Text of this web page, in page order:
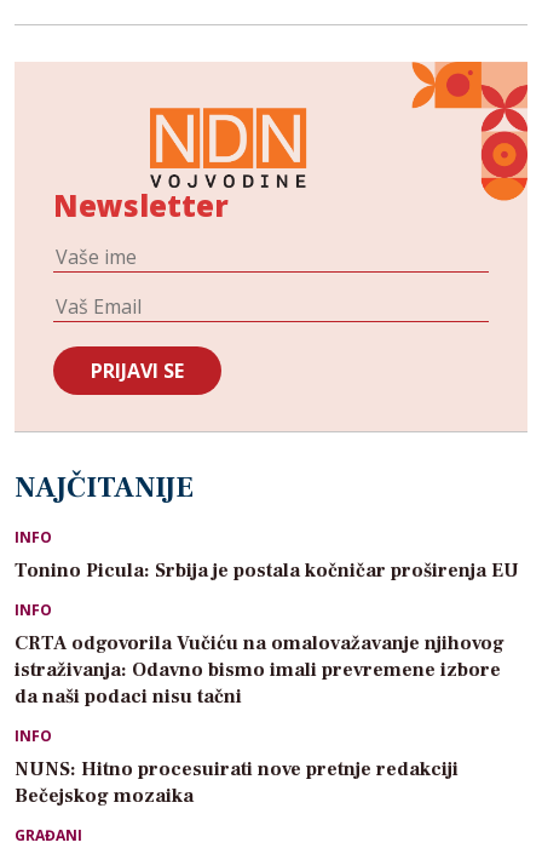
Newsletter
NAJČITANIJE
INFO
Tonino Picula: Srbija je postala kočničar proširenja EU
INFO
CRTA odgovorila Vučiću na omalovažavanje njihovog
istraživanja: Odavno bismo imali prevremene izbore
da naši podaci nisu tačni
INFO
NUNS: Hitno procesuirati nove pretnje redakciji
Bečejskog mozaika
GRAĐANI